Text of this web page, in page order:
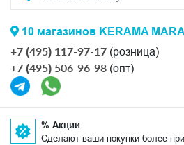
10 магазинов KERAMA
+7 (495) 117-97-17 (розница)
+7 (495) 506-96-98 (опт)
% Акции
Сделают ваши покупки более